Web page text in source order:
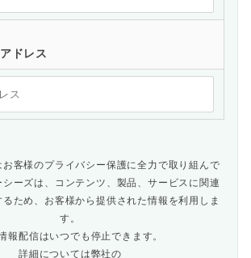
ドレス
客様のプライバシー保護に全力で取り組んで
ーズは、コンテンツ、製品、サービスに関連
ため、お客様から提供された情報を利用しま
す。
報配信はいつでも停止できます。
詳細については弊社の